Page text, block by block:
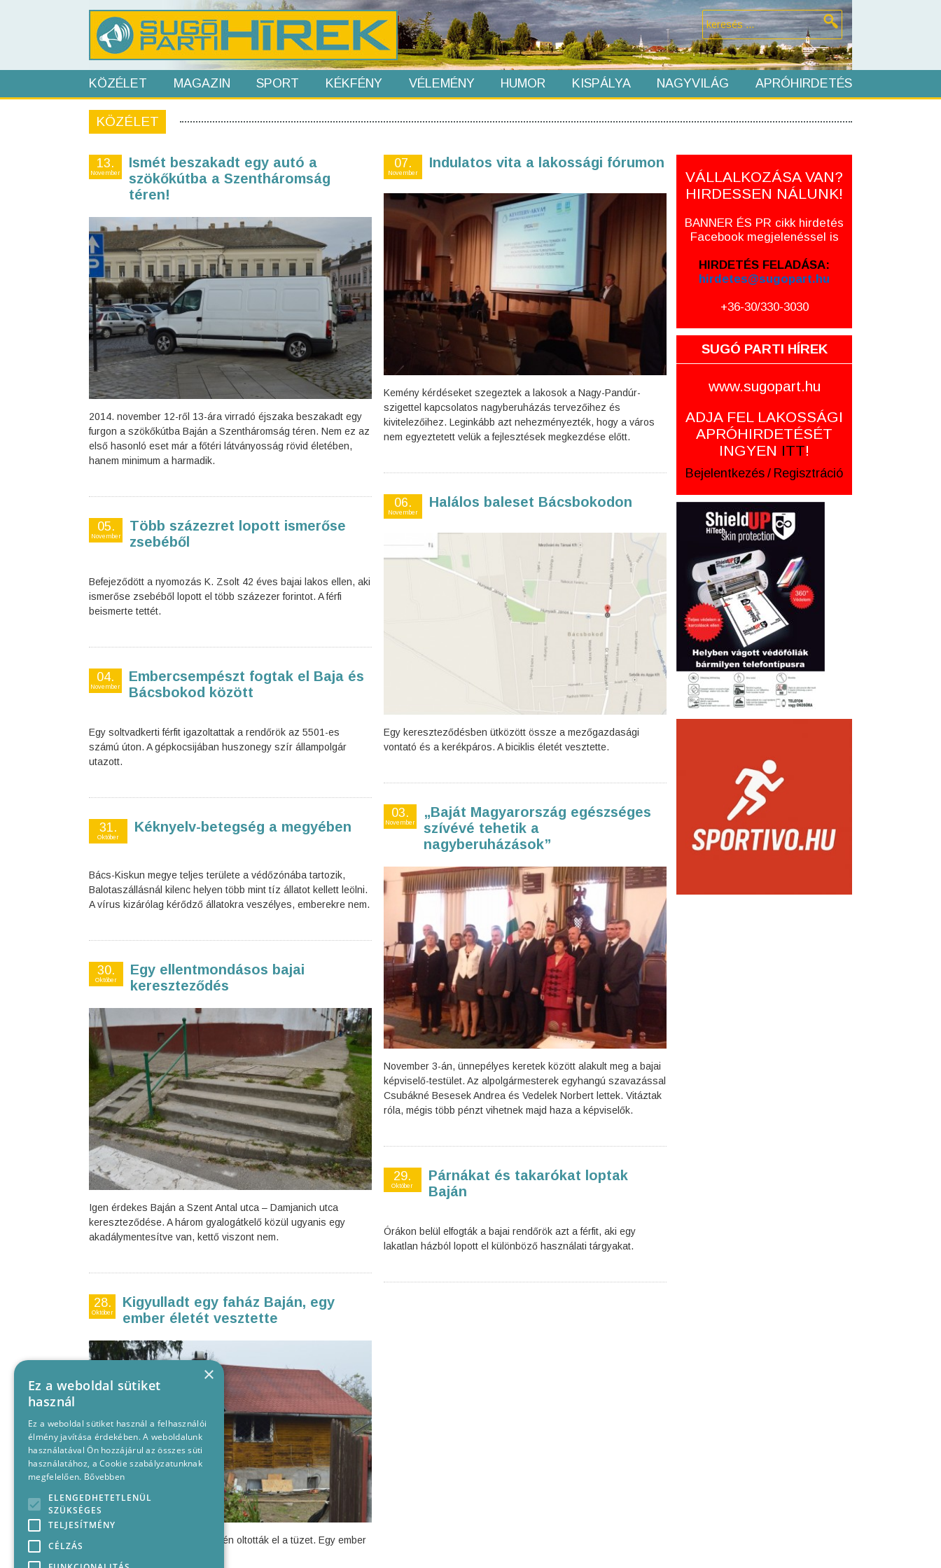
KÖZÉLET MAGAZIN SPORT KÉKFÉNY VÉLEMÉNY HUMOR KISPÁLYA NAGYVILÁG APRÓHIRDETÉS
KÖZÉLET
13.
November
Ismét beszakadt egy autó a
szökőkútba a Szentháromság
téren!
2014. november 12-ről 13-ára virradó éjszaka beszakadt egy
furgon a szökőkútba Baján a Szentháromság téren. Nem ez az
első hasonló eset már a főtéri látványosság rövid életében,
hanem minimum a harmadik.
07.
November
Indulatos vita a lakossági fórumon
Kemény kérdéseket szegeztek a lakosok a Nagy-Pandúr-
szigettel kapcsolatos nagyberuházás tervezőihez és
kivitelezőihez. Leginkább azt nehezményezték, hogy a város
nem egyeztetett velük a fejlesztések megkezdése előtt.
06.
November
Halálos baleset Bácsbokodon
Egy kereszteződésben ütközött össze a mezőgazdasági
vontató és a kerékpáros. A biciklis életét vesztette.
05.
November
Több százezret lopott ismerőse
zsebéből
Befejeződött a nyomozás K. Zsolt 42 éves bajai lakos ellen, aki
ismerőse zsebéből lopott el több százezer forintot. A férfi
beismerte tettét.
04.
November
Embercsempészt fogtak el Baja és
Bácsbokod között
Egy soltvadkerti férfit igazoltattak a rendőrök az 5501-es
számú úton. A gépkocsijában huszonegy szír állampolgár
utazott.
03.
November
„Baját Magyarország egészséges
szívévé tehetik a
nagyberuházások”
November 3-án, ünnepélyes keretek között alakult meg a bajai
képviselő-testület. Az alpolgármesterek egyhangú szavazással
Csubákné Besesek Andrea és Vedelek Norbert lettek. Vitáztak
róla, mégis több pénzt vihetnek majd haza a képviselők.
31.
Október
Kéknyelv-betegség a megyében
Bács-Kiskun megye teljes területe a védőzónába tartozik,
Balotaszállásnál kilenc helyen több mint tíz állatot kellett leölni.
A vírus kizárólag kérődző állatokra veszélyes, emberekre nem.
30.
Október
Egy ellentmondásos bajai
kereszteződés
Igen érdekes Baján a Szent Antal utca – Damjanich utca
kereszteződése. A három gyalogátkelő közül ugyanis egy
akadálymentesítve van, kettő viszont nem.
29.
Október
Párnákat és takarókat loptak
Baján
Órákon belül elfogták a bajai rendőrök azt a férfit, aki egy
lakatlan házból lopott el különböző használati tárgyakat.
28.
Október
Kigyulladt egy faház Baján, egy
ember életét vesztette
A tűzoltók hajnali fél 5 környékén oltották el a tüzet. Egy ember
VÁLLALKOZÁSA VAN?
HIRDESSEN NÁLUNK!
BANNER ÉS PR cikk hirdetés
Facebook megjelenéssel is
HIRDETÉS FELADÁSA:
hirdetes@sugopart.hu
+36-30/330-3030
SUGÓ PARTI HÍREK
www.sugopart.hu
ADJA FEL LAKOSSÁGI
APRÓHIRDETÉSÉT
INGYEN ITT!
Bejelentkezés / Regisztráció
×
Ez a weboldal sütiket
használ
Ez a weboldal sütiket használ a felhasználói
élmény javítása érdekében. A weboldalunk
használatával Ön hozzájárul az összes süti
használatához, a Cookie szabályzatunknak
megfelelően. Bővebben
ELENGEDHETETLENÜL
SZÜKSÉGES
TELJESÍTMÉNY
CÉLZÁS